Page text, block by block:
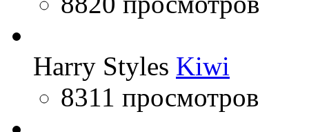
Harry Styles Kiwi
8311 просмотров